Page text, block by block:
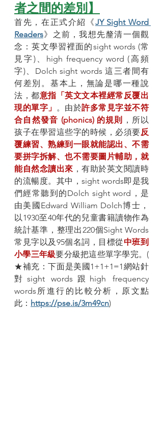
者之間的差別】
首先，在正式介紹《JY Sight Word
Readers》之前，我想先釐清一個觀
念：英文學習裡面的sight words (常
見字)、high frequency word (高頻
字)、Dolch sight words 這三者間有
何差別。基本上，無論是哪一種說
法，都意指「英文文本裡經常反覆出
現的單字」 。由於許多常見字並不符
合自然發音 (phonics) 的規則
，所以
孩子在學習這些字的時候，必須要反
覆練習、熟練到一眼就能認出、不需
要拼字拆解、也不需要圖片輔助，就
能自然念讀出來 ，有助於英文閱讀時
的流暢度。其中，sight words即是我
們經常聽到的Dolch sight word，是
由美國Edward William Dolch博士，
以1930至40年代的兒童書籍讀物作為
統計基準，整理出220個Sight Words
常見字以及95個名詞，目標從中班到
小學三年級要分級把這些單字學完。(
★補充：下面是美國1+1+1=1網站針
對sight words跟high frequency
words所進行的比較分析，原文點
此： https://pse.is/3m49cn)